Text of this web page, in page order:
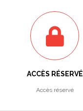
ACCÈS RÉSERVÉ
Accès réservé